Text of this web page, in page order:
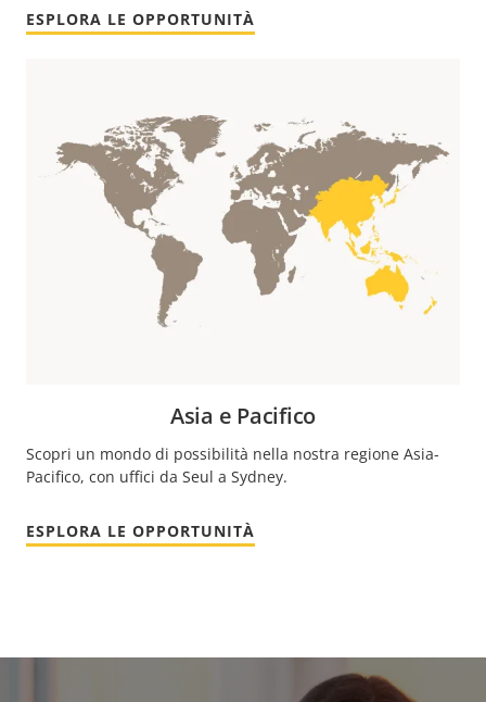
ESPLORA LE OPPORTUNITÀ
Asia e Pacifico
Scopri un mondo di possibilità nella nostra regione Asia-
Pacifico, con uffici da Seul a Sydney.
ESPLORA LE OPPORTUNITÀ